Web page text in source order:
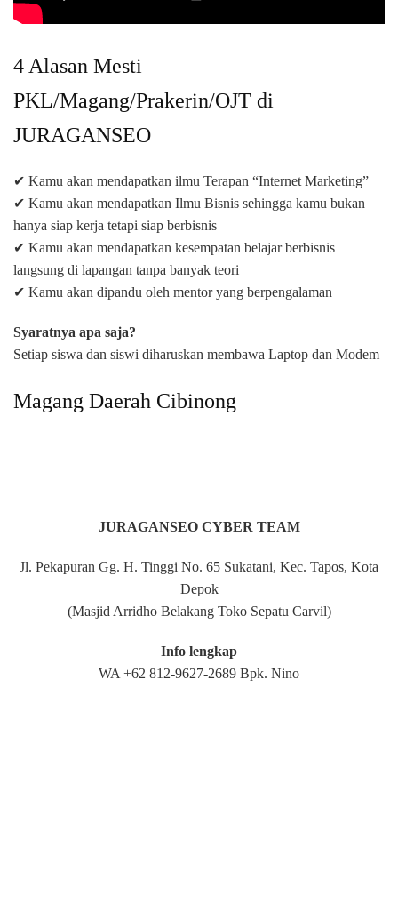
4 Alasan Mesti
PKL/Magang/Prakerin/OJT di
JURAGANSEO
✔ Kamu akan mendapatkan ilmu Terapan “Internet Marketing”
✔ Kamu akan mendapatkan Ilmu Bisnis sehingga kamu bukan
hanya siap kerja tetapi siap berbisnis
✔ Kamu akan mendapatkan kesempatan belajar berbisnis
langsung di lapangan tanpa banyak teori
✔ Kamu akan dipandu oleh mentor yang berpengalaman
Syaratnya apa saja?
Setiap siswa dan siswi diharuskan membawa Laptop dan Modem
Magang Daerah Cibinong
JURAGANSEO CYBER TEAM
Jl. Pekapuran Gg. H. Tinggi No. 65 Sukatani, Kec. Tapos, Kota
Depok
(Masjid Arridho Belakang Toko Sepatu Carvil)
Info lengkap
WA +62 812-9627-2689 Bpk. Nino